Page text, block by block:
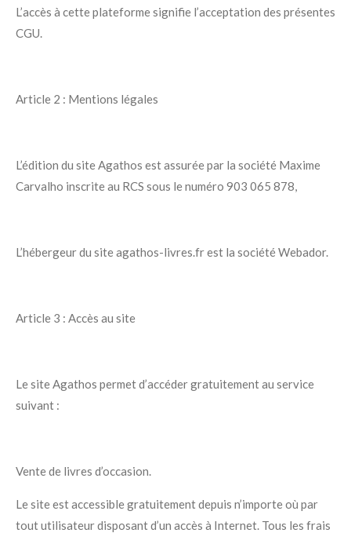
L’accès à cette plateforme signifie l’acceptation des présentes
CGU.
Article 2 : Mentions légales
L’édition du site Agathos est assurée par la société Maxime
Carvalho inscrite au RCS sous le numéro 903 065 878,
L’hébergeur du site agathos-livres.fr est la société Webador.
Article 3 : Accès au site
Le site Agathos permet d’accéder gratuitement au service
suivant :
Vente de livres d’occasion.
Le site est accessible gratuitement depuis n’importe où par
tout utilisateur disposant d’un accès à Internet. Tous les frais